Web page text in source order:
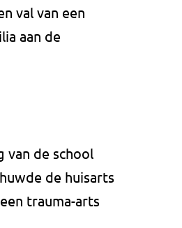
val van een
aan de
van de school
de huisarts
trauma-arts